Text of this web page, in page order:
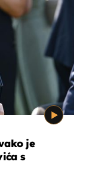
je
s